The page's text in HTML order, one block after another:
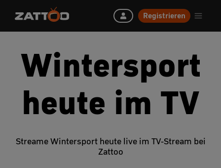
Registrieren
Wintersport
heute im TV
Streame Wintersport heute live im TV-Stream bei
Zattoo